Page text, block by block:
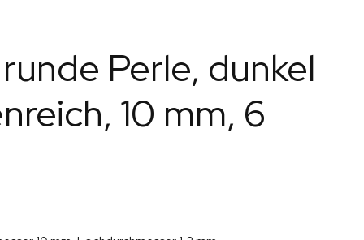
Perle, dunkel
10 mm, 6